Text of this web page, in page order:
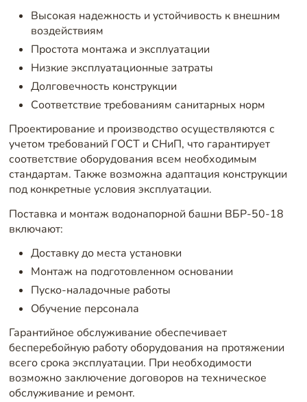
Высокая надежность и устойчивость к внешним
воздействиям
Простота монтажа и эксплуатации
Низкие эксплуатационные затраты
Долговечность конструкции
Соответствие требованиям санитарных норм
Проектирование и производство осуществляются с
учетом требований ГОСТ и СНиП, что гарантирует
соответствие оборудования всем необходимым
стандартам. Также возможна адаптация конструкции
под конкретные условия эксплуатации.
Поставка и монтаж водонапорной башни ВБР-50-18
включают:
Доставку до места установки
Монтаж на подготовленном основании
Пуско-наладочные работы
Обучение персонала
Гарантийное обслуживание обеспечивает
бесперебойную работу оборудования на протяжении
всего срока эксплуатации. При необходимости
возможно заключение договоров на техническое
обслуживание и ремонт.